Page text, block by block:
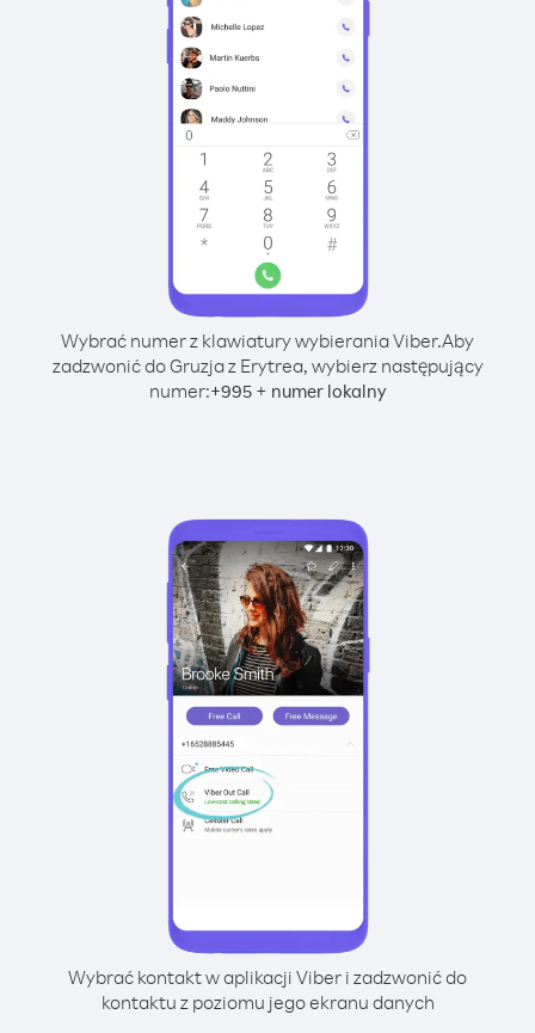
Wybrać numer z klawiatury wybierania Viber.Aby
zadzwonić do Gruzja z Erytrea, wybierz następujący
numer:+995+ numer lokalny
Wybrać kontakt w aplikacji Viber i zadzwonić do
kontaktu z poziomu jego ekranu danych